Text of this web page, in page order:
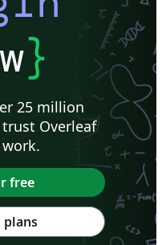
}
25 million
Overleaf
free
plans